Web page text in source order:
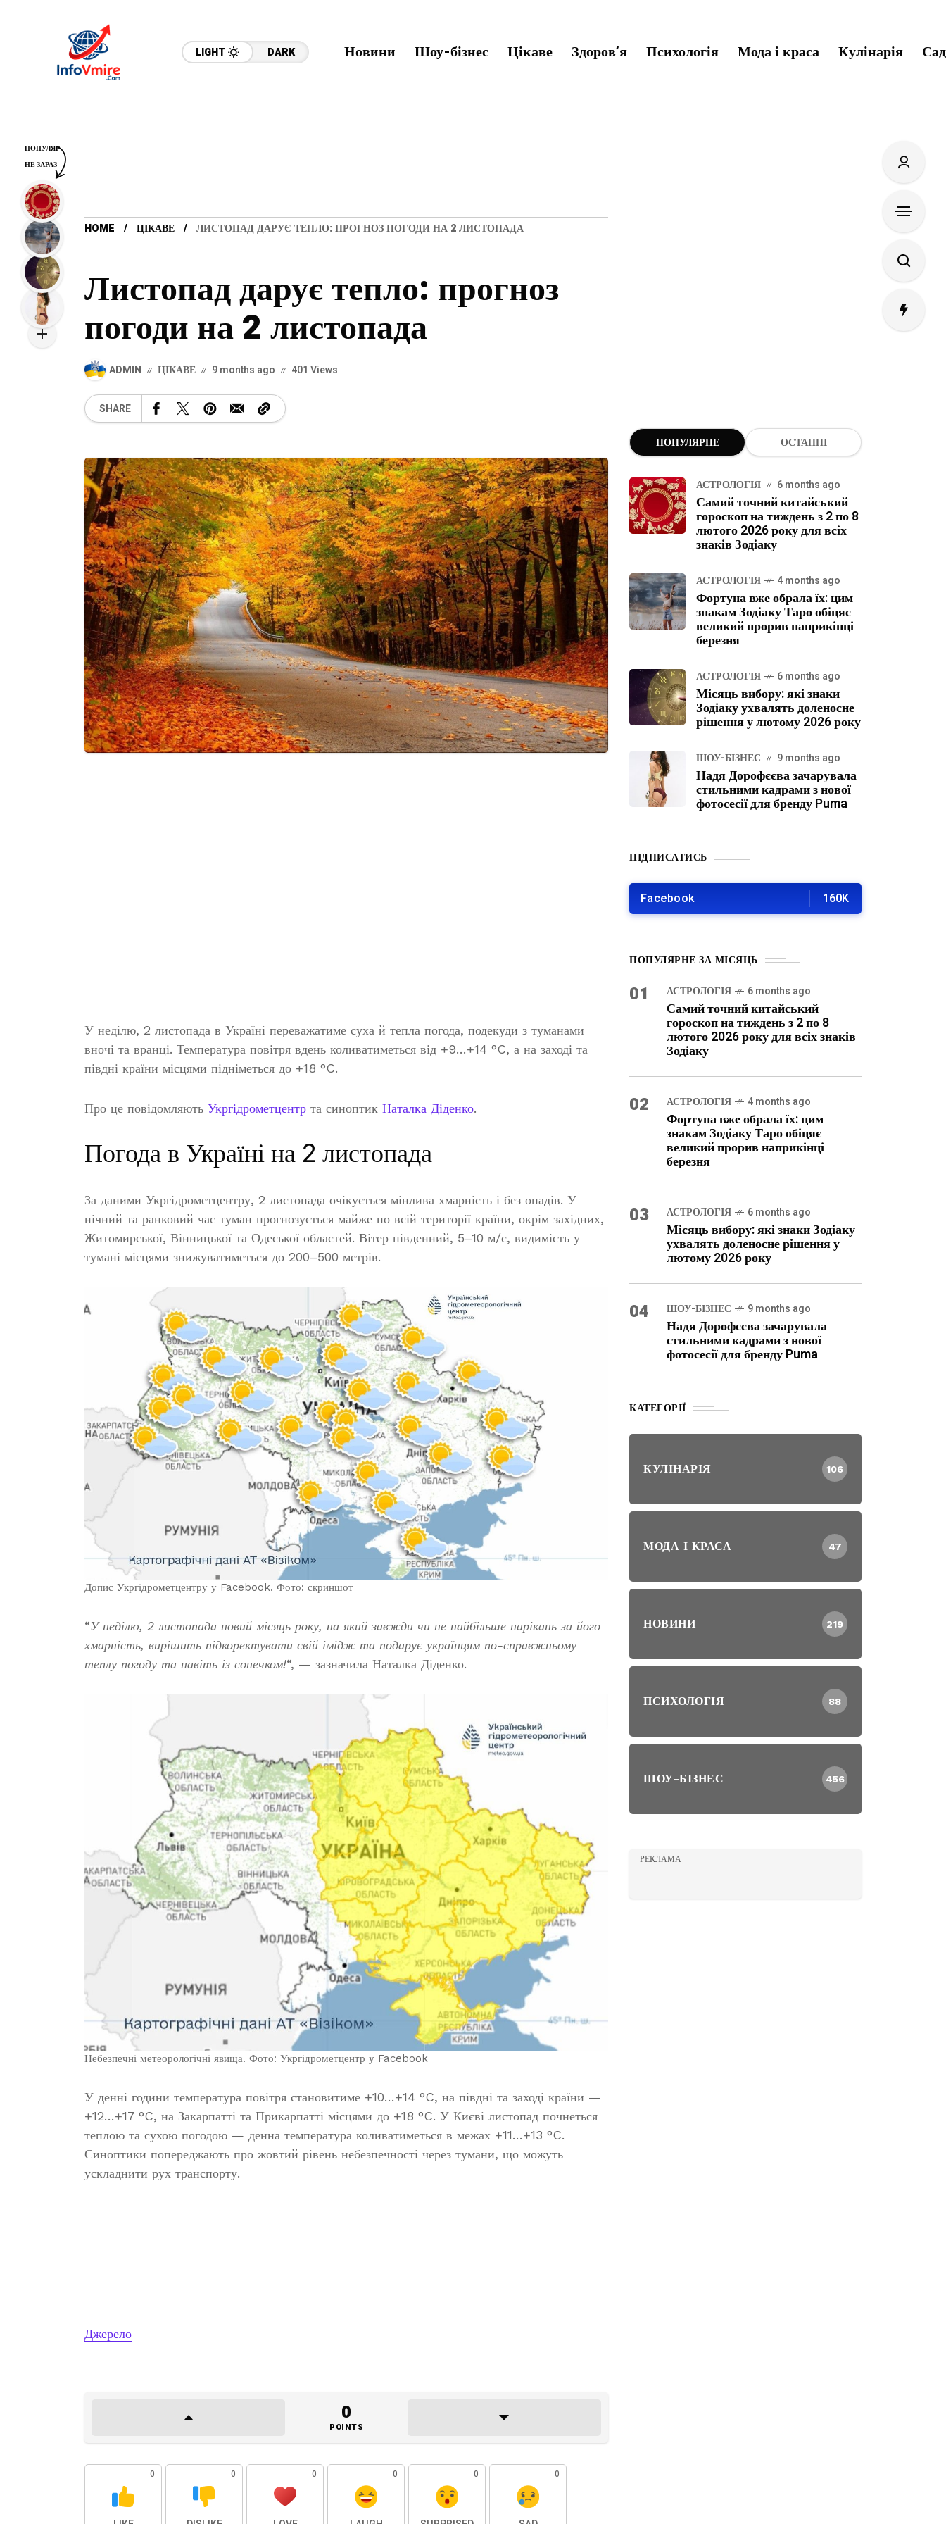
LIGHT DARK Новини Шоу-бізнес Цікаве Здоров’я Психологія Мода і краса Кулінарія
HOME ЦІКАВЕ ЛИСТОПАД ДАРУЄ ТЕПЛО: ПРОГНОЗ ПОГОДИ НА 2 ЛИСТОПАДА
Листопад дарує тепло: прогноз
погоди на 2 листопада
ADMIN ЦІКАВЕ 9 months ago 401 Views
SHARE
У неділю, 2 листопада в Україні переважатиме суха й тепла погода, подекуди з туманами
вночі та вранці. Температура повітря вдень коливатиметься від +9…+14 °C, а на заході та
півдні країни місцями підніметься до +18 °C.
Про це повідомляють Укргідрометцентр та синоптик Наталка Діденко.
Погода в Україні на 2 листопада
За даними Укргідрометцентру, 2 листопада очікується мінлива хмарність і без опадів. У
нічний та ранковий час туман прогнозується майже по всій території країни, окрім західних,
Житомирської, Вінницької та Одеської областей. Вітер південний, 5–10 м/с, видимість у
тумані місцями знижуватиметься до 200–500 метрів.
Допис Укргідрометцентру у Facebook. Фото: скриншот
“У неділю, 2 листопада новий місяць року, на який завжди чи не найбільше нарікань за його
хмарність, вирішить підкоректувати свій імідж та подарує українцям по-справжньому
теплу погоду та навіть із сонечком!“, — зазначила Наталка Діденко.
Небезпечні метеорологічні явища. Фото: Укргідрометцентр у Facebook
У денні години температура повітря становитиме +10…+14 °C, на півдні та заході країни —
+12…+17 °C, на Закарпатті та Прикарпатті місцями до +18 °C. У Києві листопад почнеться
теплою та сухою погодою — денна температура коливатиметься в межах +11…+13 °C.
Синоптики попереджають про жовтий рівень небезпечності через тумани, що можуть
ускладнити рух транспорту.
Джерело
0
POINTS
0 0 0 0 0 0
ПОПУЛЯРНЕ ОСТАННІ
АСТРОЛОГІЯ 6 months ago
Самий точний китайський
гороскоп на тиждень з 2 по 8
лютого 2026 року для всіх
знаків Зодіаку
АСТРОЛОГІЯ 4 months ago
Фортуна вже обрала їх: цим
знакам Зодіаку Таро обіцяє
великий прорив наприкінці
березня
АСТРОЛОГІЯ 6 months ago
Місяць вибору: які знаки
Зодіаку ухвалять доленосне
рішення у лютому 2026 року
ШОУ-БІЗНЕС 9 months ago
Надя Дорофєєва зачарувала
стильними кадрами з нової
фотосесії для бренду Puma
ПІДПИСАТИСЬ
Facebook 160K
ПОПУЛЯРНЕ ЗА МІСЯЦЬ
01 АСТРОЛОГІЯ 6 months ago
Самий точний китайський
гороскоп на тиждень з 2 по 8
лютого 2026 року для всіх знаків
Зодіаку
02 АСТРОЛОГІЯ 4 months ago
Фортуна вже обрала їх: цим
знакам Зодіаку Таро обіцяє
великий прорив наприкінці
березня
03 АСТРОЛОГІЯ 6 months ago
Місяць вибору: які знаки Зодіаку
ухвалять доленосне рішення у
лютому 2026 року
04 ШОУ-БІЗНЕС 9 months ago
Надя Дорофєєва зачарувала
стильними кадрами з нової
фотосесії для бренду Puma
КАТЕГОРІЇ
КУЛІНАРІЯ 106
МОДА І КРАСА 47
НОВИНИ 219
ПСИХОЛОГІЯ 88
ШОУ-БІЗНЕС 456
РЕКЛАМА
ПОПУЛЯР
НЕ ЗАРАЗ